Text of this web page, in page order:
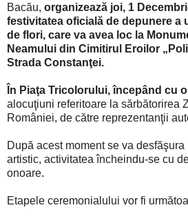
Bacău, organizează joi, 1
festivitatea oficială de depunere a
de flori, care va avea loc la
Neamului din Cimitirul Eroilor
Strada Constanţei.
În Piaţa Tricolorului, începând cu
alocuţiuni referitoare la sărbătorirea
României, de către reprezentanţii
După acest moment se va
artistic, activitatea încheindu-se cu
onoare.
Etapele ceremonialului vor fi